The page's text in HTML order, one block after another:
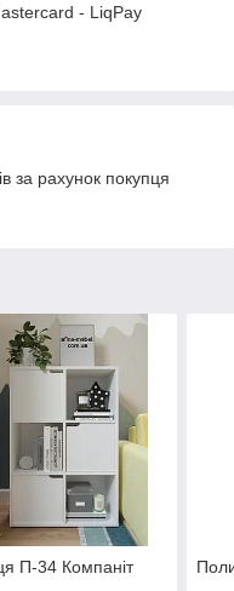
- LiqPay
за рахунок покупця
П-34 Компаніт